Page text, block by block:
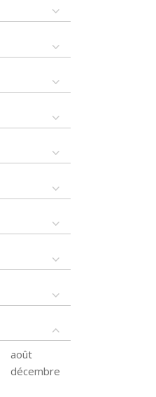
août
décembre